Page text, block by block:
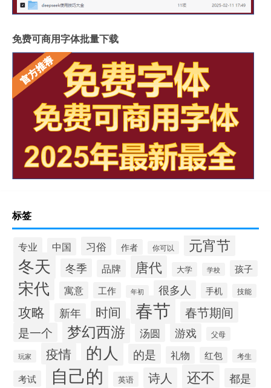
免费可商用字体批量下载
标签
专业 中国 习俗 作者 你可以 元宵节
冬天 冬季 品牌 唐代 大学 学校 孩子
宋代 寓意 工作 年初 很多人 手机 技能
攻略 新年 时间 春节 春节期间
是一个 梦幻西游 汤圆 游戏 父母
玩家 疫情 的人 的是 礼物 红包 考生
考试 自己的 英语 诗人 还不 都是